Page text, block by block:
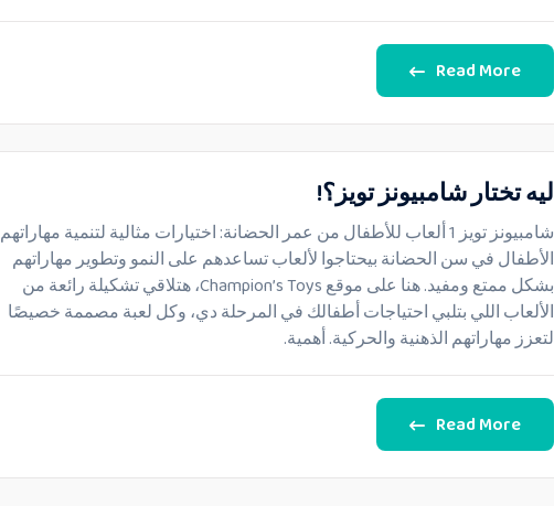
Read More
ليه تختار شامبيونز تويز؟!
شامبيونز تويز 1 ألعاب للأطفال من عمر الحضانة: اختيارات مثالية لتنمية مهاراتهم
الأطفال في سن الحضانة بيحتاجوا لألعاب تساعدهم على النمو وتطوير مهاراتهم
بشكل ممتع ومفيد. هنا على موقع Champion’s Toys، هتلاقي تشكيلة رائعة من
الألعاب اللي بتلبي احتياجات أطفالك في المرحلة دي، وكل لعبة مصممة خصيصًا
لتعزز مهاراتهم الذهنية والحركية. أهمية.
Read More